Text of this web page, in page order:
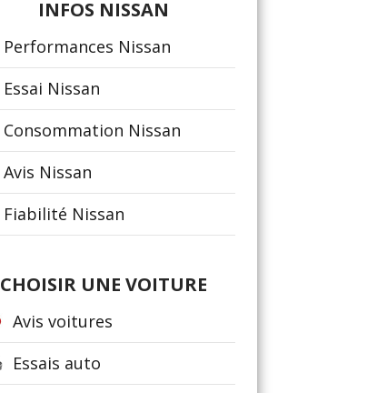
INFOS NISSAN
Performances Nissan
Essai Nissan
Consommation Nissan
Avis Nissan
Fiabilité Nissan
CHOISIR UNE VOITURE
Avis voitures
Essais auto